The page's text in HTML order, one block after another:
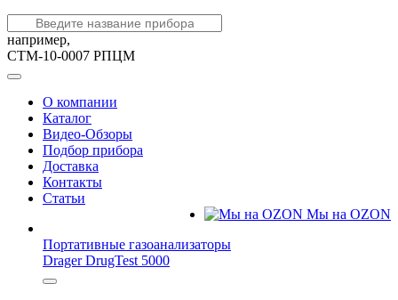
например,
СТМ-10-0007 РПЦМ
О компании
Каталог
Видео-Обзоры
Подбор прибора
Доставка
Контакты
Статьи
Мы на OZON
Портативные газоанализаторы
Drager DrugTest 5000